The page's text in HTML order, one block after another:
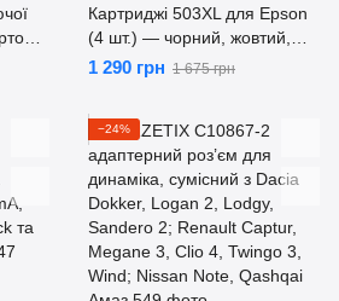
Картриджі 503XL для Epson
(4 шт.) — чорний, жовтий,
блакитний, пурпурний,
WF-2960, WF-2965
1 290 грн 1 675 грн
−24%